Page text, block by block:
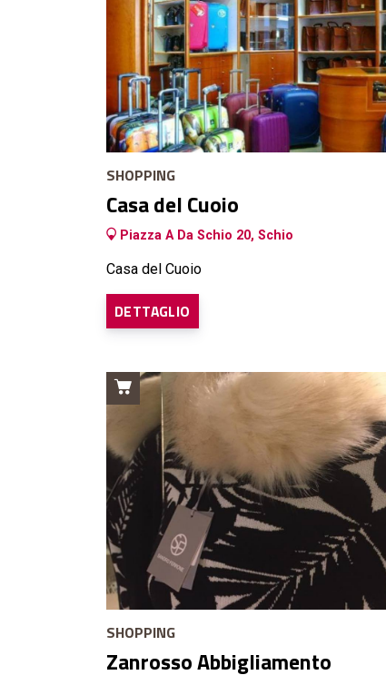
SHOPPING
Casa del Cuoio
Piazza A Da Schio 20, Schio
Casa del Cuoio
DETTAGLIO
SHOPPING
Zanrosso Abbigliamento